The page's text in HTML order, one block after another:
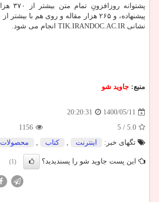
نشانی TIK.IRANDOC.AC.IR انجام می شود.
منبع: جاوید شو
1400/05/11
20:20:31
5.0
/ 5
1156
تگهای خبر:
اینترنت , كتاب , محصولات
این پست جاوید شو را پسندیدید؟ (1)